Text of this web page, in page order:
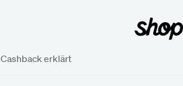
Cashback erklärt